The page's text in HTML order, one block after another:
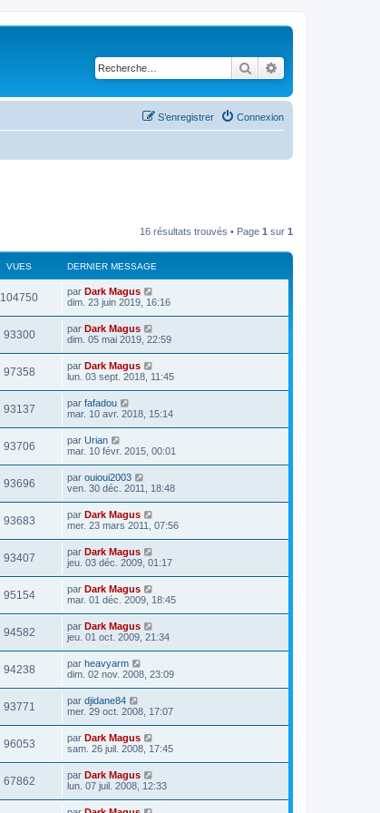
Rechercher
Connexion
S’enregistrer
16 résultats trouvés • Page 1 sur 1
VUES DERNIER MESSAGE
104750 par Dark Magus
dim. 23 juin 2019, 16:16
93300 par Dark Magus
dim. 05 mai 2019, 22:59
97358 par Dark Magus
lun. 03 sept. 2018, 11:45
93137 par fafadou
mar. 10 avr. 2018, 15:14
93706 par Urian
mar. 10 févr. 2015, 00:01
93696 par ouioui2003
ven. 30 déc. 2011, 18:48
93683 par Dark Magus
mer. 23 mars 2011, 07:56
93407 par Dark Magus
jeu. 03 déc. 2009, 01:17
95154 par Dark Magus
mar. 01 déc. 2009, 18:45
94582 par Dark Magus
jeu. 01 oct. 2009, 21:34
94238 par heavyarm
dim. 02 nov. 2008, 23:09
93771 par djidane84
mer. 29 oct. 2008, 17:07
96053 par Dark Magus
sam. 26 juil. 2008, 17:45
67862 par Dark Magus
lun. 07 juil. 2008, 12:33